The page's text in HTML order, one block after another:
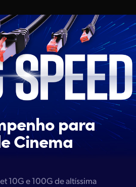
para
Cinema
10G e 100G de altíssima